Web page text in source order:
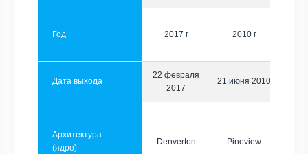
Год 2017 г 2010 г
Дата выхода
22 февраля
2017
21 июня 2010
Архитектура
(ядро)
Denverton Pineview